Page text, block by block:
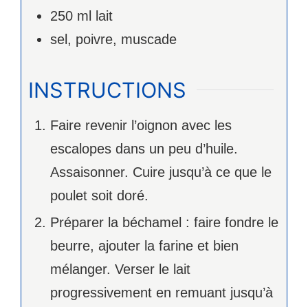
250 ml
lait
sel, poivre, muscade
INSTRUCTIONS
Faire revenir l’oignon avec les
escalopes dans un peu d’huile.
Assaisonner. Cuire jusqu’à ce que le
poulet soit doré.
Préparer la béchamel : faire fondre le
beurre, ajouter la farine et bien
mélanger. Verser le lait
progressivement en remuant jusqu’à